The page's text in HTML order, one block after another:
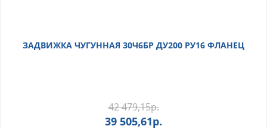
ЗАДВИЖКА ЧУГУННАЯ 30Ч6БР ДУ200 РУ16 ФЛАНЕЦ
42 479,15р.
39 505,61р.